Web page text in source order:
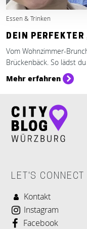
Essen & Trinken
DEIN
Vom Wohnzimmer-
Brückenbäck. So lädst
Mehr erfahren
LET'S CONNECT
Kontakt
Instagram
Facebook